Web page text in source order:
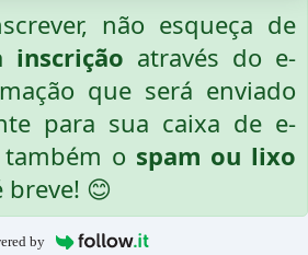
não esqueça de
inscrição através do e-
que será enviado
para sua caixa de e-
o spam ou lixo
breve! 😊
by